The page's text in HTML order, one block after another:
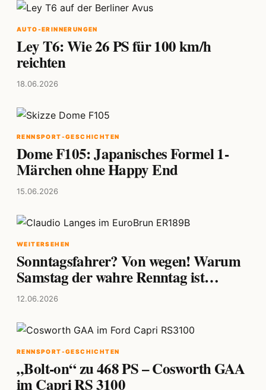
AUTO-ERINNERUNGEN
Ley T6: Wie 26 PS für 100 km/h
reichten
18.06.2026
RENNSPORT-GESCHICHTEN
Dome F105: Japanisches Formel 1-
Märchen ohne Happy End
15.06.2026
WEITERSEHEN
Sonntagsfahrer? Von wegen! Warum
Samstag der wahre Renntag ist…
12.06.2026
RENNSPORT-GESCHICHTEN
„Bolt-on“ zu 468 PS – Cosworth GAA
im Capri RS 3100